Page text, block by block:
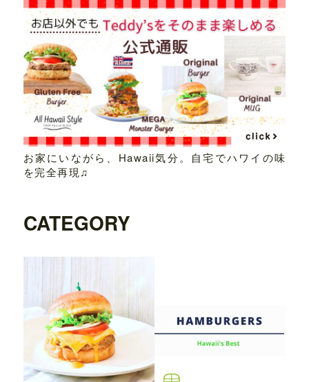
お家にいながら、Hawaii気分。自宅でハワイの味
を完全再現♫
CATEGORY